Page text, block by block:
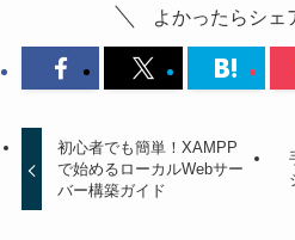
よかったらシェ
初心者でも簡単！XAMPP
で始めるローカルWebサー
バー構築ガイド